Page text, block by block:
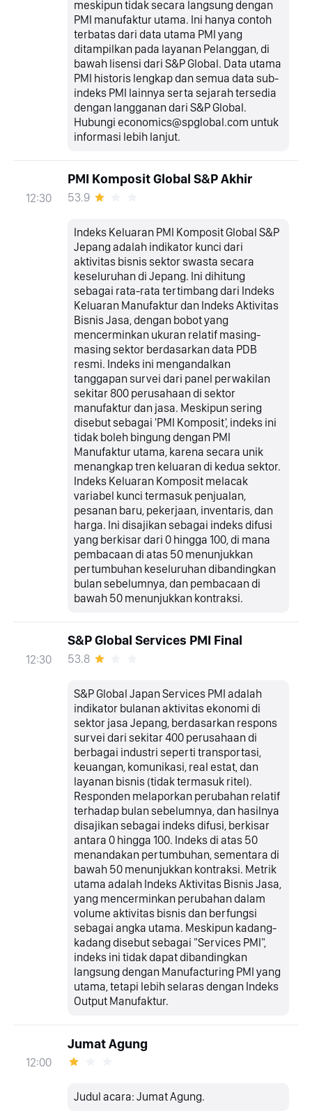
meskipun tidak secara langsung dengan
PMI manufaktur utama. Ini hanya contoh
terbatas dari data utama PMI yang
ditampilkan pada layanan Pelanggan, di
bawah lisensi dari S&P Global. Data utama
PMI historis lengkap dan semua data sub-
indeks PMI lainnya serta sejarah tersedia
dengan langganan dari S&P Global.
Hubungi economics@spglobal.com untuk
informasi lebih lanjut.
12:30
PMI Komposit Global S&P Akhir
53.9
Indeks Keluaran PMI Komposit Global S&P
Jepang adalah indikator kunci dari
aktivitas bisnis sektor swasta secara
keseluruhan di Jepang. Ini dihitung
sebagai rata-rata tertimbang dari Indeks
Keluaran Manufaktur dan Indeks Aktivitas
Bisnis Jasa, dengan bobot yang
mencerminkan ukuran relatif masing-
masing sektor berdasarkan data PDB
resmi. Indeks ini mengandalkan
tanggapan survei dari panel perwakilan
sekitar 800 perusahaan di sektor
manufaktur dan jasa. Meskipun sering
disebut sebagai 'PMI Komposit', indeks ini
tidak boleh bingung dengan PMI
Manufaktur utama, karena secara unik
menangkap tren keluaran di kedua sektor.
Indeks Keluaran Komposit melacak
variabel kunci termasuk penjualan,
pesanan baru, pekerjaan, inventaris, dan
harga. Ini disajikan sebagai indeks difusi
yang berkisar dari 0 hingga 100, di mana
pembacaan di atas 50 menunjukkan
pertumbuhan keseluruhan dibandingkan
bulan sebelumnya, dan pembacaan di
bawah 50 menunjukkan kontraksi.
12:30
S&P Global Services PMI Final
53.8
S&P Global Japan Services PMI adalah
indikator bulanan aktivitas ekonomi di
sektor jasa Jepang, berdasarkan respons
survei dari sekitar 400 perusahaan di
berbagai industri seperti transportasi,
keuangan, komunikasi, real estat, dan
layanan bisnis (tidak termasuk ritel).
Responden melaporkan perubahan relatif
terhadap bulan sebelumnya, dan hasilnya
disajikan sebagai indeks difusi, berkisar
antara 0 hingga 100. Indeks di atas 50
menandakan pertumbuhan, sementara di
bawah 50 menunjukkan kontraksi. Metrik
utama adalah Indeks Aktivitas Bisnis Jasa,
yang mencerminkan perubahan dalam
volume aktivitas bisnis dan berfungsi
sebagai angka utama. Meskipun kadang-
kadang disebut sebagai "Services PMI",
indeks ini tidak dapat dibandingkan
langsung dengan Manufacturing PMI yang
utama, tetapi lebih selaras dengan Indeks
Output Manufaktur.
12:00
Jumat Agung
Judul acara: Jumat Agung.